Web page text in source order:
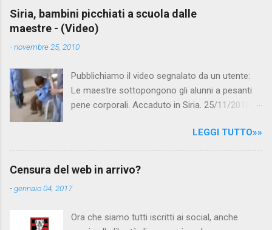
Siria, bambini picchiati a scuola dalle
maestre - (Video)
-novembre 25, 2010
Pubblichiamo il video segnalato da un utente:
Le maestre sottopongono gli alunni a pesanti
pene corporali. Accaduto in Siria. 25/11/2010
Canale 5 "Forum" si è interessato al caso,
interpellando prontamente l'ambasciata siriana,
per fare luce sulla vicenda: è emerso che il
scuola. LEGGI IL SERVIZIO . staff
LEGGI TUTTO»»
Censura del web in arrivo?
-gennaio 04, 2017
Ora che siamo tutti iscritti ai social, anche